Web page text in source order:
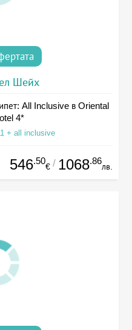
Шейх
All Inclusive в Oriental
4*
+ all inclusive
546.50
€ / 1068.86
лв.